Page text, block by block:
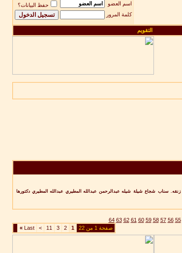
اسم العضو
حفظ البيانات؟
كلمة المرور
التقويم
زنقه. سناب شجاع شيلة شيله عبدالرحمن عبدالله المطيري عبدالله المطيري دكتورها
55
56
57
58
59
60
61
62
63
64
صفحة 1 من 22
1
2
3
11
>
Last
»